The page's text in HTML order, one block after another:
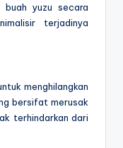
buah yuzu secara
terjadinya
menghilangkan
bersifat merusak
terhindarkan dari